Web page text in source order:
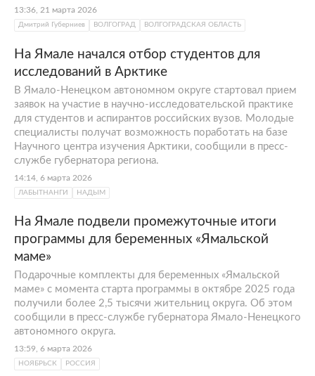
13:36, 21 марта 2026
Дмитрий Губерниев ВОЛГОГРАД ВОЛГОГРАДСКАЯ ОБЛАСТЬ
На Ямале начался отбор студентов для
исследований в Арктике
В Ямало-Ненецком автономном округе стартовал прием
заявок на участие в научно-исследовательской практике
для студентов и аспирантов российских вузов. Молодые
специалисты получат возможность поработать на базе
Научного центра изучения Арктики, сообщили в пресс-
службе губернатора региона.
14:14, 6 марта 2026
ЛАБЫТНАНГИ НАДЫМ
На Ямале подвели промежуточные итоги
программы для беременных «Ямальской
маме»
Подарочные комплекты для беременных «Ямальской
маме» с момента старта программы в октябре 2025 года
получили более 2,5 тысячи жительниц округа. Об этом
сообщили в пресс-службе губернатора Ямало-Ненецкого
автономного округа.
13:59, 6 марта 2026
НОЯБРЬСК РОССИЯ